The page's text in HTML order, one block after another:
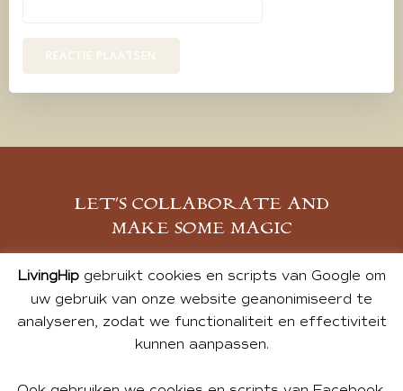
LET’S COLLABORATE AND
MAKE SOME MAGIC
MELD JE AAN
LivingHipgebruikt cookies en scripts van Google om
uw gebruik van onze website geanonimiseerd te
analyseren, zodat we functionaliteit en effectiviteit
kunnen aanpassen.